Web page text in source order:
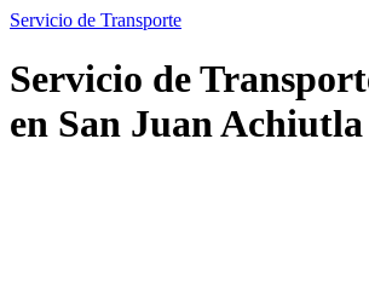
Servicio de Transporte
Servicio de
en San Juan Achiutla